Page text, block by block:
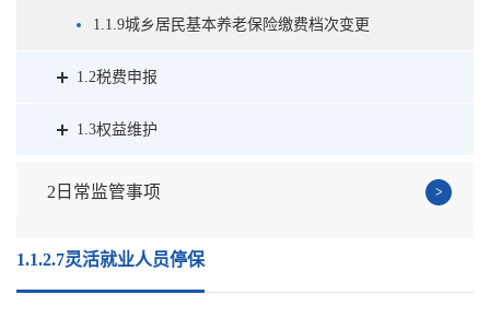
1.1.9城乡居民基本养老保险缴费档次变更
1.2税费申报
1.3权益维护
2日常监管事项
1.1.2.7灵活就业人员停保